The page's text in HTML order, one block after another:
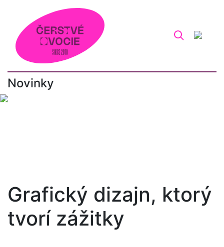
Novinky
Grafický dizajn, ktorý
tvorí zážitky